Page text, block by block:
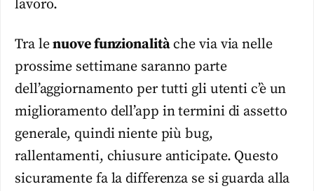
lavoro.
Tra lenuove funzionalitàche via via nelle
prossime settimane saranno parte
dell’aggiornamento per tutti gli utenti c’è un
miglioramento dell’app in termini di assetto
generale, quindi niente più bug,
rallentamenti, chiusure anticipate. Questo
sicuramente fa la differenza se si guarda alla